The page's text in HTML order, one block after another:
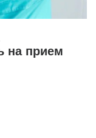
на прием